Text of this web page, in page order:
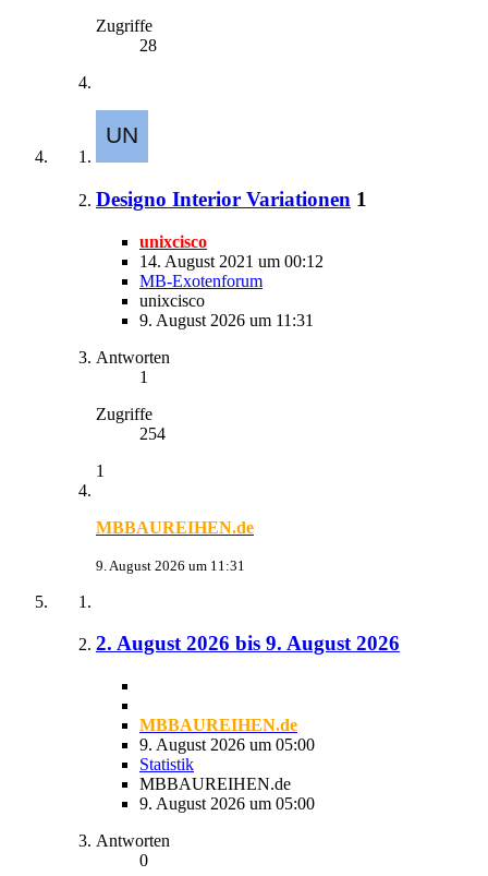
Zugriffe
28
Designo Interior Variationen 1
unixcisco
14. August 2021 um 00:12
MB-Exotenforum
unixcisco
9. August 2026 um 11:31
Antworten
1
Zugriffe
254
1
MBBAUREIHEN.de
9. August 2026 um 11:31
2. August 2026 bis 9. August 2026
MBBAUREIHEN.de
9. August 2026 um 05:00
Statistik
MBBAUREIHEN.de
9. August 2026 um 05:00
Antworten
0